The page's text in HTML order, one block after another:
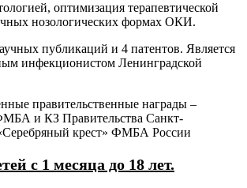
оптимизация терапевтической
нозологических формах ОКИ.
публикаций и 4 патентов. Является
инфекционистом Ленинградской
правительственные награды –
и КЗ Правительства Санкт-
крест» ФМБА России
с 1 месяца до 18 лет.